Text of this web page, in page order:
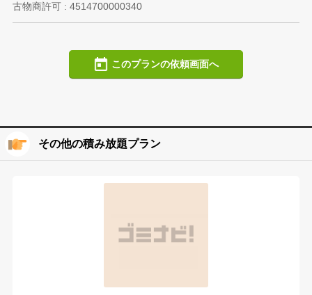
古物商許可 : 4514700000340
このプランの依頼画面へ
その他の積み放題プラン